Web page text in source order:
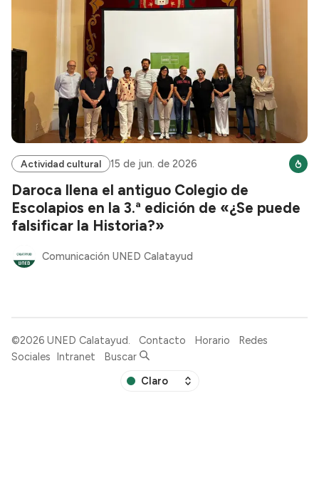
Actividad cultural 15 de jun. de 2026
Daroca llena el antiguo Colegio de
Escolapios en la 3.ª edición de «¿Se puede
falsificar la Historia?»
Comunicación UNED Calatayud
©2026 UNED Calatayud. Contacto Horario
Redes
Sociales Intranet Buscar